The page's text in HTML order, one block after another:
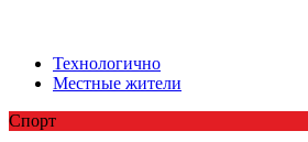
Технологично
Местные жители
Спорт